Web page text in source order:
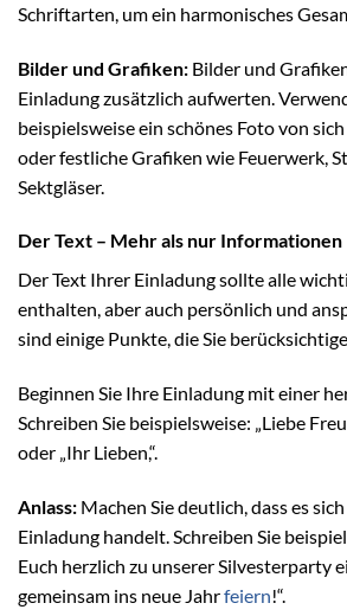
Schriftarten, um ein harmonisches
Bilder und Grafiken: Bilder und
Einladung zusätzlich aufwerten.
beispielsweise ein schönes Foto von
oder festliche Grafiken wie Feuerwerk,
Sektgläser.
Der Text – Mehr als nur Informationen
Der Text Ihrer Einladung sollte alle
enthalten, aber auch persönlich und
sind einige Punkte, die Sie
Beginnen Sie Ihre Einladung mit einer
Schreiben Sie beispielsweise: „Liebe
oder „Ihr Lieben,“.
Anlass: Machen Sie deutlich, dass es
Einladung handelt. Schreiben Sie
Euch herzlich zu unserer Silvesterparty
gemeinsam ins neue Jahrfeiern!“.